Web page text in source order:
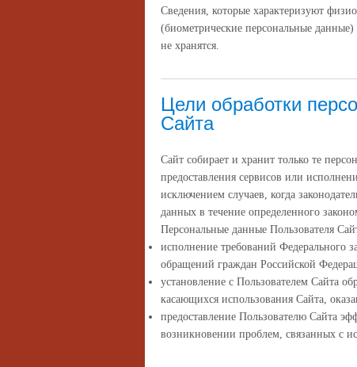
Сведения, которые характеризуют
(биометрические персональные
не хранятся.
Цели обработки
Сайта
Сайт собирает и хранит только те
предоставления сервисов или
исключением случаев, когда
данных в течение определенного
Персональные данные Пользователя
исполнение требований Федерального
обращений граждан Российской
установление с Пользователем Сайта
касающихся использования Сайта,
предоставление Пользователю Сайта
возникновении проблем, связанных с